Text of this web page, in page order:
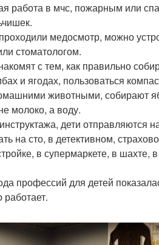
работа в мчс, пожарным или
медосмотр, можно
стоматологом.
с тем, как правильно
и ягодах, пользоваться
животными, собирают
молоко, а воду.
дети отправляются
на сто, в детективном,
в супермаркете, в шахте,
профессий для детей